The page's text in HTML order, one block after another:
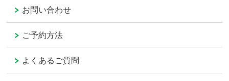
お問い合わせ
ご予約方法
よくあるご質問